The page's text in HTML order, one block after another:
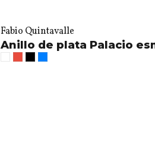
Fabio Quintavalle
Anillo de plata Palacio